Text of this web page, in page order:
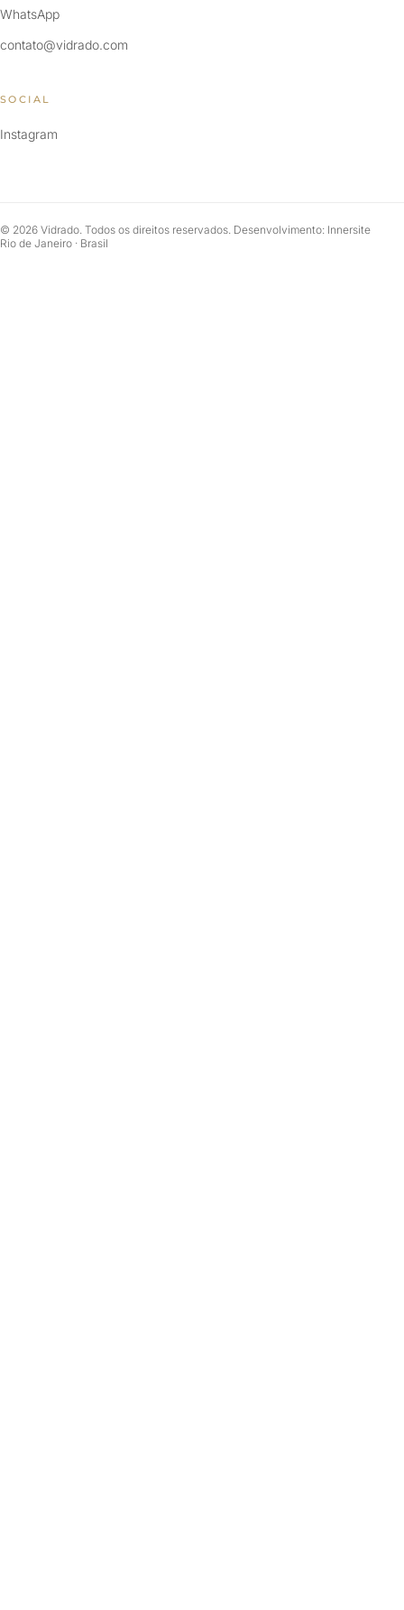
WhatsApp
contato@vidrado.com
SOCIAL
Instagram
© 2026 Vidrado. Todos os direitos reservados. Desenvolvimento: Innersite
Rio de Janeiro · Brasil